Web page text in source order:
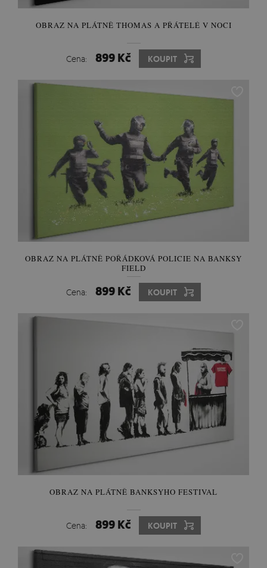
OBRAZ NA PLÁTNĚ THOMAS A PŘÁTELÉ V NOCI
Cena: 899 Kč KOUPIT
OBRAZ NA PLÁTNĚ POŘÁDKOVÁ POLICIE NA BANKSY
FIELD
Cena: 899 Kč KOUPIT
OBRAZ NA PLÁTNĚ BANKSYHO FESTIVAL
Cena: 899 Kč KOUPIT